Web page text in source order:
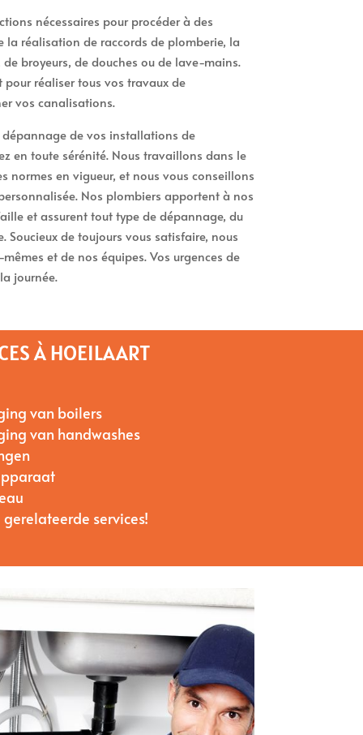
nécessaires pour procéder à des
la réalisation de raccords de plomberie, la
broyeurs, de douches ou de lave-mains.
réaliser tous vos travaux de
vos canalisations.
dépannage de vos installations de
en toute sérénité. Nous travaillons dans le
normes en vigueur, et nous vous conseillons
Nos plombiers apportent à nos
et assurent tout type de dépannage, du
Soucieux de toujours vous satisfaire, nous
et de nos équipes. Vos urgences de
journée.
À HOEILAART
van boilers
van handwashes
services!